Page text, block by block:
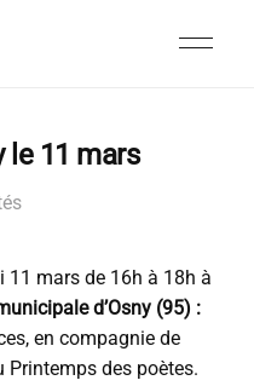
le 11 mars
11 mars de 16h à 18h à
d’Osny (95) :
en compagnie de
Printemps des poètes.